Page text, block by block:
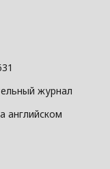
журнал
английском